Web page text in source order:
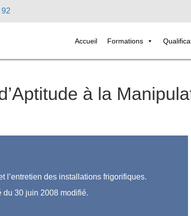
Accueil Formations
à la
l’entretien des installations frigorifiques.
du 30 juin 2008 modifié.